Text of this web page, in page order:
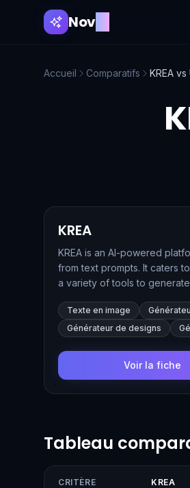
NovAI
Accueil Comparatifs KREA vs
KREA
KREA is an AI-powered
from text prompts. It caters
a variety of tools to
design, advertising, and
Texte en image
Générateur de designs
Voir la fiche
Tableau
CRITÈRE KREA